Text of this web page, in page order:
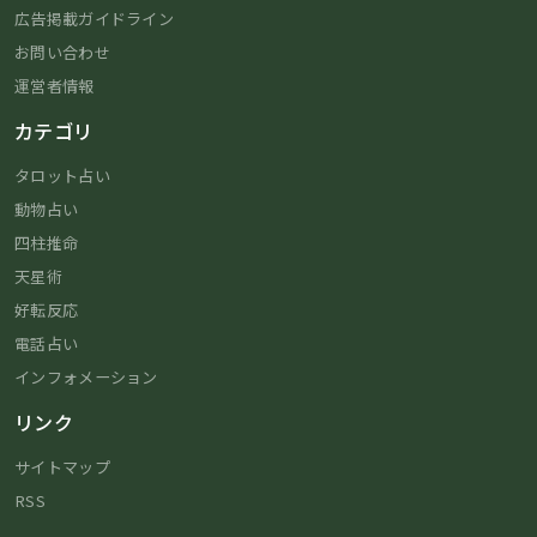
広告掲載ガイドライン
お問い合わせ
運営者情報
カテゴリ
タロット占い
動物占い
四柱推命
天星術
好転反応
電話占い
インフォメーション
リンク
サイトマップ
RSS